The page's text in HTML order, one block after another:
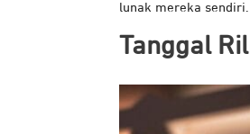
lunak mereka sendiri.
Tanggal